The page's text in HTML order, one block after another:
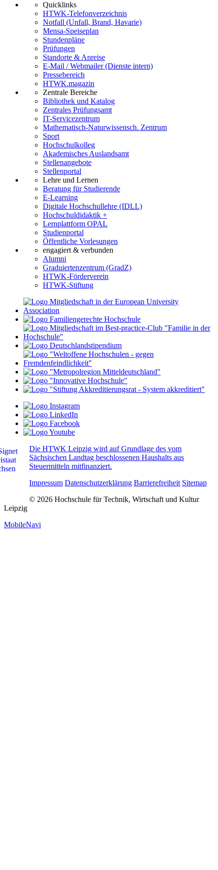
Quicklinks
HTWK-Telefonverzeichnis
Notfall (Unfall, Brand, Havarie)
Mensa-Speiseplan
Stundenpläne
Prüfungen
Standorte & Anreise
E-Mail / Webmailer (Dienste intern)
Pressebereich
HTWK.magazin
Zentrale Bereiche
Bibliothek und Katalog
Zentrales Prüfungsamt
IT-Servicezentrum
Mathematisch-Naturwissensch. Zentrum
Sport
Hochschulkolleg
Akademisches Auslandsamt
Stellenangebote
Stellenportal
Lehre und Lernen
Beratung für Studierende
E-Learning
Digitale Hochschullehre (IDLL)
Hochschuldidaktik +
Lernplattform OPAL
Studienportal
Öffentliche Vorlesungen
engagiert & verbunden
Alumni
Graduiertenzentrum (GradZ)
HTWK-Förderverein
HTWK-Stiftung
Die HTWK Leipzig wird auf Grundlage des vom
Sächsischen Landtag beschlossenen Haushalts aus
Steuermitteln mitfinanziert.
Impressum Datenschutzerklärung Barrierefreiheit Sitemap
© 2026 Hochschule für Technik, Wirtschaft und Kultur
Leipzig
MobileNavi